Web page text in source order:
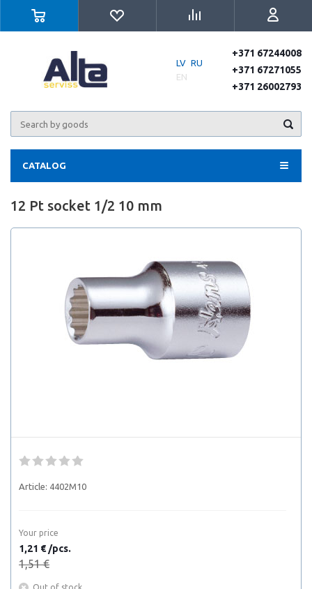
LV RU
EN
+371 67244008
+371 67271055
+371 26002793
CATALOG
12 Pt socket 1/2 10 mm
Article: 4402M10
Your price
1,21 € /pcs.
1,51 €